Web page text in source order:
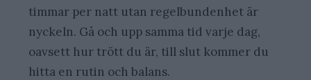
timmar per natt utan regelbundenhet är
nyckeln. Gå och upp samma tid varje dag,
oavsett hur trött du är, till slut kommer du
hitta en rutin och balans.